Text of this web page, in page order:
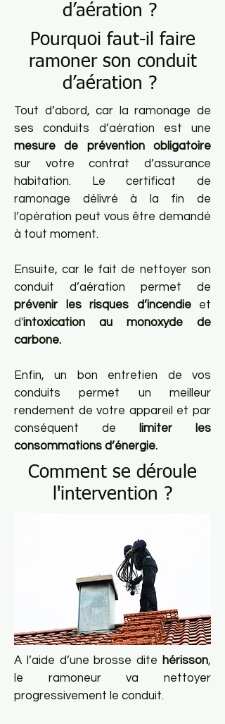
d’aération ?
Pourquoi faut-il faire
ramoner son conduit
d’aération ?
Tout d’abord, car la ramonage de
ses conduits d’aération est une
mesure de prévention obligatoire
sur votre contrat d’assurance
habitation. Le certificat de
ramonage délivré à la fin de
l’opération peut vous être demandé
à tout moment.
Ensuite, car le fait de nettoyer son
conduit d’aération permet de
prévenir les risques d’incendieet
d'intoxication au monoxyde de
carbone.
Enfin, un bon entretien de vos
conduits permet un meilleur
rendement de votre appareil et par
conséquent de
limiter les
consommations d’énergie.
Comment se déroule
l'intervention ?
A l’aide d’une brosse dite hérisson,
le ramoneur va nettoyer
progressivement le conduit.